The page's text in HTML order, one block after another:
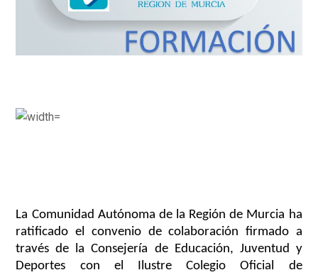
La Comunidad Autónoma de la Región de Murcia ha
ratificado el convenio de colaboración firmado a
través de la Consejería de Educación, Juventud y
Deportes con el Ilustre Colegio Oficial de